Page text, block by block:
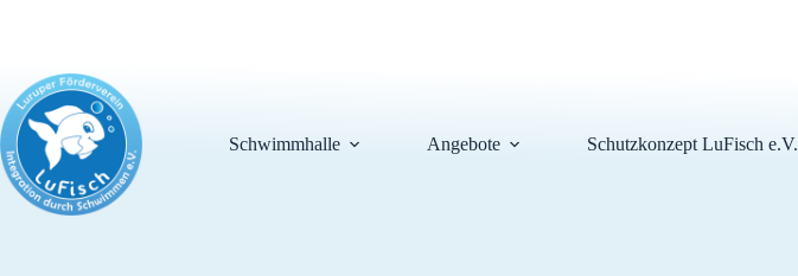
Schwimmhalle Angebote Schutzkonzept LuFisch e.V.